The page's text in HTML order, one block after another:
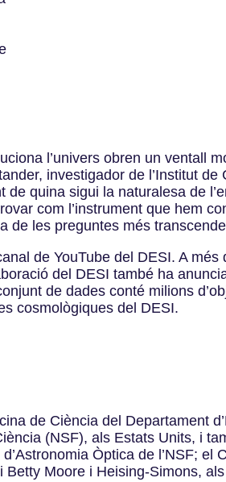
l’univers obren un ventall
investigador de l’Institut de
de quina sigui la naturalesa de
com l’instrument que hem
les preguntes més
de YouTube del DESI. A
del DESI també ha
de dades conté milions
cosmològiques del DESI.
de Ciència del Departament
(NSF), als Estats Units, i
Òptica de l’NSF; el
Moore i Heising-Simons,